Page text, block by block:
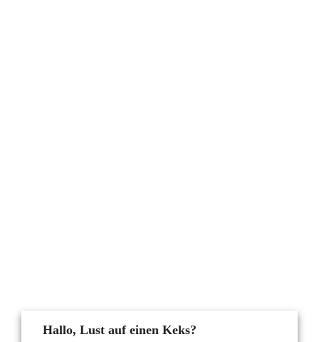
Hallo, Lust auf einen Keks?